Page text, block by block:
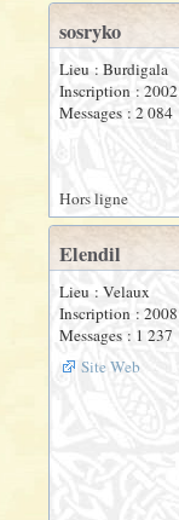
sosryko
Lieu : Burdigala
Inscription : 2002
Messages : 2 084
Hors ligne
Elendil
Lieu : Velaux
Inscription : 2008
Messages : 1 237
Site Web